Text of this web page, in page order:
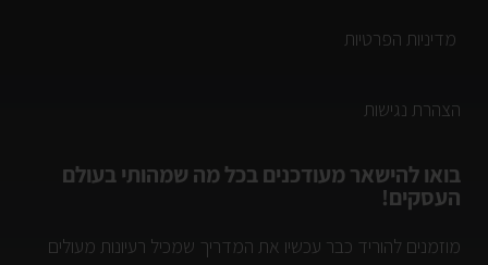
מדיניות הפרטיות
הצהרת נגישות
בואו להישאר מעודכנים בכל מה שמהותי בעולם
העסקים!
מוזמנים להוריד כבר עכשיו את המדריך שמכיל רעיונות מעולים